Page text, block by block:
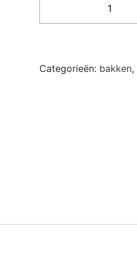
70x41x20
Categorieën: bakken,